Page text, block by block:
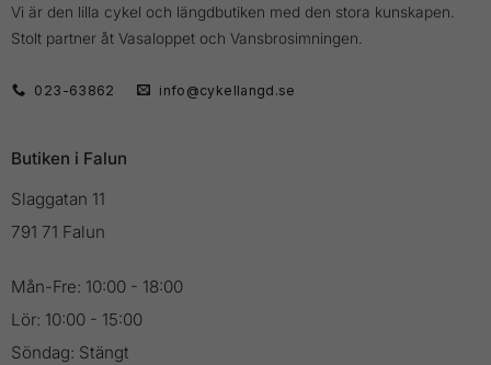
Vi är den lilla cykel och längdbutiken med den stora kunskapen.
Stolt partner åt Vasaloppet och Vansbrosimningen.
023-63862 info@cykellangd.se
Butiken i Falun
Slaggatan 11
791 71 Falun
Mån-Fre: 10:00 - 18:00
Lör: 10:00 - 15:00
Söndag: Stängt